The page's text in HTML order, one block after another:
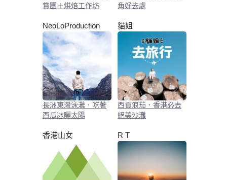
賞團＋烘焙工作坊
角好去處
NeoLoProduction
長洲東灣泳灘．吃著
西瓜冰曬太陽
貓姐
西貢浪茄．香港必去
絕美沙灘
香港山女 R T